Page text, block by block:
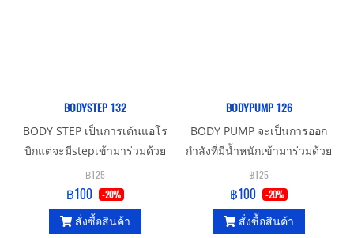
BODYSTEP 132
BODY STEP เป็นการเต้นแอโร
บิกแต่จะมีstepเข้ามาร่วมด้วย
เหมาะสำหรับทุกเพศทุกวัย
฿125
฿100 -20%
สั่งซื้อสินค้า
BODYPUMP 126
BODY PUMP จะเป็นการออก
กำลังที่มีน้ำหนักเข้ามาร่วมด้วย
โดยจะใช้ bar bell แผ่นน้ำหนัก
และstep โดยจะออกกำลังกาย
ตามจังหวะเพลง เหมาะสำหรับ
คนที่ต้องการความแข็งแรงของ
฿125
฿100 -20%
สั่งซื้อสินค้า